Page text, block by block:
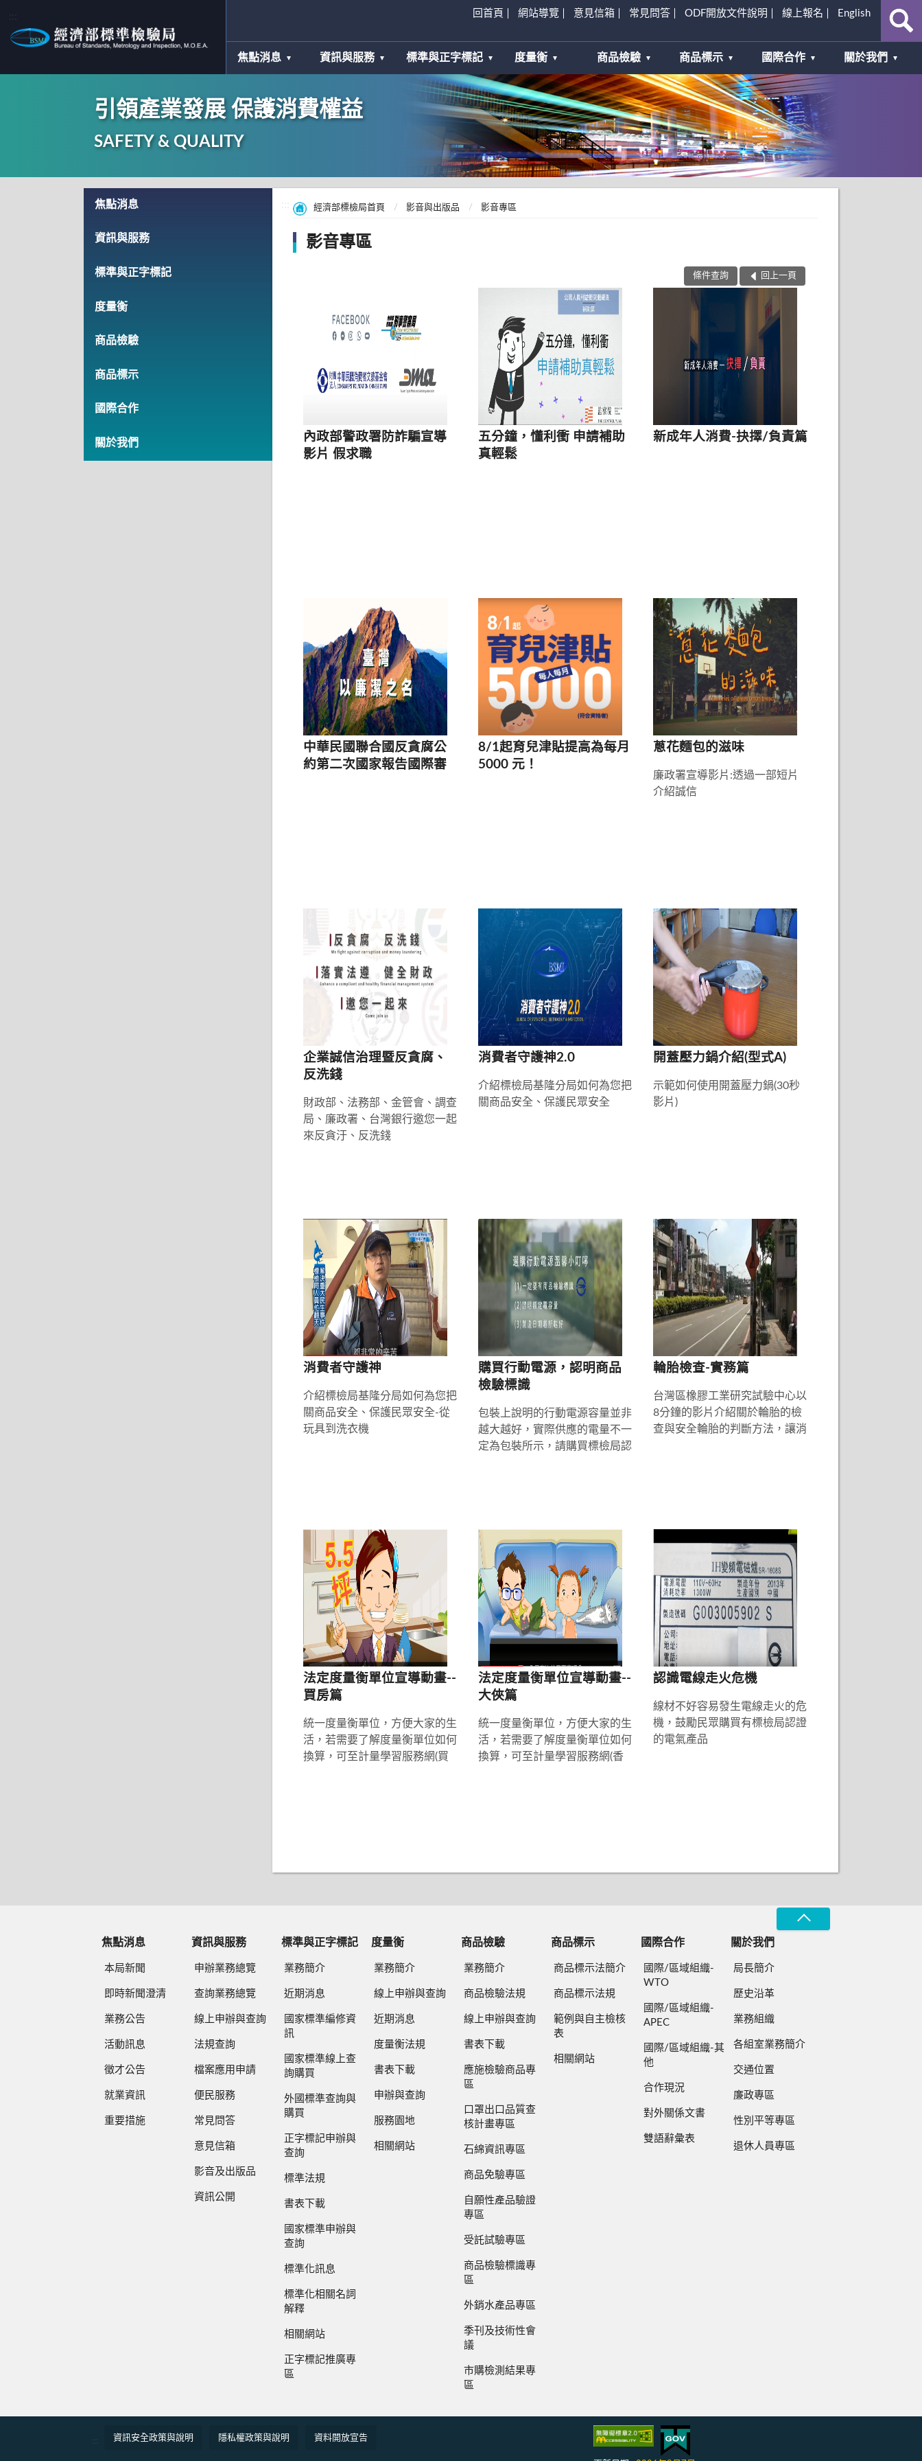
回首頁 網站導覽 意見信箱 常見問答 ODF開放文件說明 線上報名 English
焦點消息 資訊與服務 標準與正字標記 度量衡 商品檢驗 商品標示 國際合作 關於我們
引領產業發展 保護消費權益
SAFETY & QUALITY
焦點消息
資訊與服務
標準與正字標記
度量衡
商品檢驗
商品標示
國際合作
關於我們
經濟部標檢局首頁 影音與出版品 影音專區
影音專區
條件查詢 回上一頁
內政部警政署防詐騙宣導
影片 假求職
五分鐘，懂利衝 申請補助
真輕鬆
新成年人消費-抉擇/負責篇
中華民國聯合國反貪腐公
約第二次國家報告國際審
8/1起育兒津貼提高為每月
5000 元！
蔥花麵包的滋味
廉政署宣導影片:透過一部短片
介紹誠信
企業誠信治理暨反貪腐、
反洗錢
財政部、法務部、金管會、調查
局、廉政署、台灣銀行邀您一起
來反貪汙、反洗錢
消費者守護神2.0
介紹標檢局基隆分局如何為您把
關商品安全、保護民眾安全
開蓋壓力鍋介紹(型式A)
示範如何使用開蓋壓力鍋(30秒
影片)
消費者守護神
介紹標檢局基隆分局如何為您把
關商品安全、保護民眾安全-從
玩具到洗衣機
購買行動電源，認明商品
檢驗標識
包裝上說明的行動電源容量並非
越大越好，實際供應的電量不一
定為包裝所示，請購買標檢局認
輪胎檢查-實務篇
台灣區橡膠工業研究試驗中心以
8分鐘的影片介紹關於輪胎的檢
查與安全輪胎的判斷方法，讓消
法定度量衡單位宣導動畫--
買房篇
統一度量衡單位，方便大家的生
活，若需要了解度量衡單位如何
換算，可至計量學習服務網(買
法定度量衡單位宣導動畫--
大俠篇
統一度量衡單位，方便大家的生
活，若需要了解度量衡單位如何
換算，可至計量學習服務網(香
認識電線走火危機
線材不好容易發生電線走火的危
機，鼓勵民眾購買有標檢局認證
的電氣產品
焦點消息
本局新聞
即時新聞澄清
業務公告
活動訊息
徵才公告
就業資訊
重要措施
資訊與服務
申辦業務總覽
查詢業務總覽
線上申辦與查詢
法規查詢
檔案應用申請
便民服務
常見問答
意見信箱
影音及出版品
資訊公開
標準與正字標記
業務簡介
近期消息
國家標準編修資
訊
國家標準線上查
詢購買
外國標準查詢與
購買
正字標記申辦與
查詢
標準法規
書表下載
國家標準申辦與
查詢
標準化訊息
標準化相關名詞
解釋
相關網站
正字標記推廣專
區
度量衡
業務簡介
線上申辦與查詢
近期消息
度量衡法規
書表下載
申辦與查詢
服務園地
相關網站
商品檢驗
業務簡介
商品檢驗法規
線上申辦與查詢
書表下載
應施檢驗商品專
區
口罩出口品質查
核計畫專區
石綿資訊專區
商品免驗專區
自願性產品驗證
專區
受託試驗專區
商品檢驗標識專
區
外銷水產品專區
季刊及技術性會
議
市購檢測結果專
區
商品標示
商品標示法簡介
商品標示法規
範例與自主檢核
表
相關網站
國際合作
國際/區域組織-
WTO
國際/區域組織-
APEC
國際/區域組織-其
他
合作現況
對外關係文書
雙語辭彙表
關於我們
局長簡介
歷史沿革
業務組織
各組室業務簡介
交通位置
廉政專區
性別平等專區
退休人員專區
資訊安全政策與說明 隱私權政策與說明 資料開放宣告